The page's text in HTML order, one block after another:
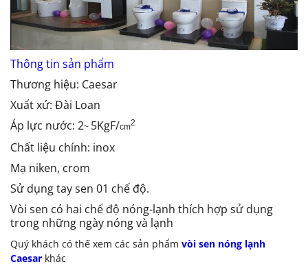
Thông tin sản phẩm
Thương hiệu: Caesar
Xuất xứ: Đài Loan
Áp lực nước: 2~ 5KgF/cm2
Chất liệu chính: inox
Mạ niken, crom
Sử dụng tay sen 01 chế độ.
Vòi sen có hai chế độ nóng-lạnh thích hợp sử dụng
trong những ngày nóng và lạnh
Quý khách có thế xem các sản phẩm vòi sen nóng lạnh
Caesar khác